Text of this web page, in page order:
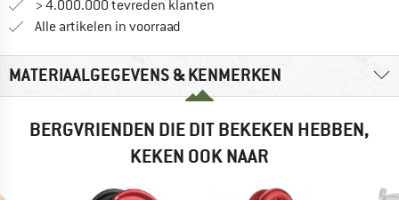
> 4.000.000 tevreden klanten
Alle artikelen in voorraad
MATERIAALGEGEVENS & KENMERKEN
BERGVRIENDEN DIE DIT BEKEKEN HEBBEN,
KEKEN OOK NAAR